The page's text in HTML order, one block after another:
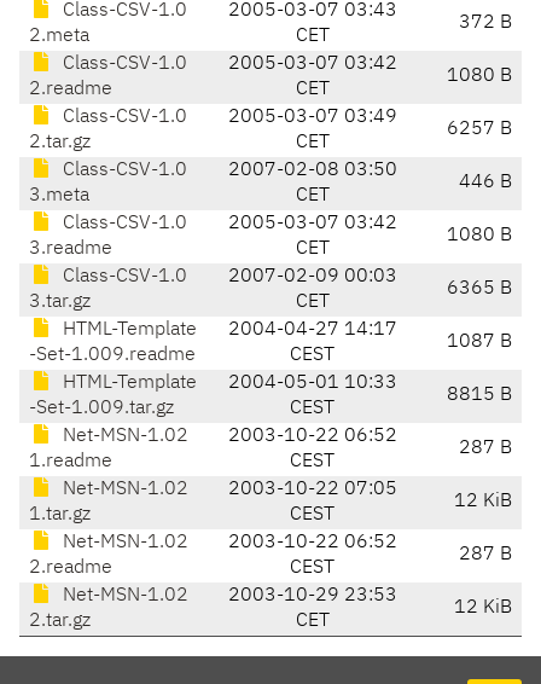
Class-CSV-1.0
2.meta
2005-03-07 03:43
CET
372 B
Class-CSV-1.0
2.readme
2005-03-07 03:42
CET
1080 B
Class-CSV-1.0
2.tar.gz
2005-03-07 03:49
CET
6257 B
Class-CSV-1.0
3.meta
2007-02-08 03:50
CET
446 B
Class-CSV-1.0
3.readme
2005-03-07 03:42
CET
1080 B
Class-CSV-1.0
3.tar.gz
2007-02-09 00:03
CET
6365 B
HTML-Template
-Set-1.009.readme
2004-04-27 14:17
CEST
1087 B
HTML-Template
-Set-1.009.tar.gz
2004-05-01 10:33
CEST
8815 B
Net-MSN-1.02
1.readme
2003-10-22 06:52
CEST
287 B
Net-MSN-1.02
1.tar.gz
2003-10-22 07:05
CEST
12 KiB
Net-MSN-1.02
2.readme
2003-10-22 06:52
CEST
287 B
Net-MSN-1.02
2.tar.gz
2003-10-29 23:53
CET
12 KiB